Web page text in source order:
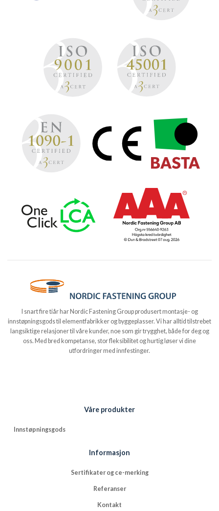
I snart fire tiår har Nordic Fastening Group produsert montasje- og
innstøpningsgods til elementfabrikker og byggeplasser. Vi har alltid tilstrebet
langsiktige relasjoner til våre kunder, noe som gir trygghet, både for deg og
oss. Med bred kompetanse, stor fleksibilitet og hurtig løser vi dine
utfordringer med innfestinger.
Våre produkter
Innstøpningsgods
Informasjon
Sertifikater og ce-merking
Referanser
Kontakt